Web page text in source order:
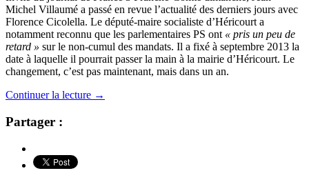
Michel Villaumé a passé en revue l’actualité des derniers jours avec
Florence Cicolella. Le député-maire socialiste d’Héricourt a
notamment reconnu que les parlementaires PS ont « pris un peu de
retard » sur le non-cumul des mandats. Il a fixé à septembre 2013 la
date à laquelle il pourrait passer la main à la mairie d’Héricourt. Le
changement, c’est pas maintenant, mais dans un an.
Continuer la lecture →
Partager :